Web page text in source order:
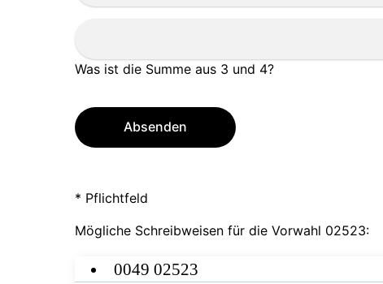
Was ist die Summe aus 3 und 4?
Absenden
* Pflichtfeld
Mögliche Schreibweisen für die Vorwahl 02523:
0049 02523